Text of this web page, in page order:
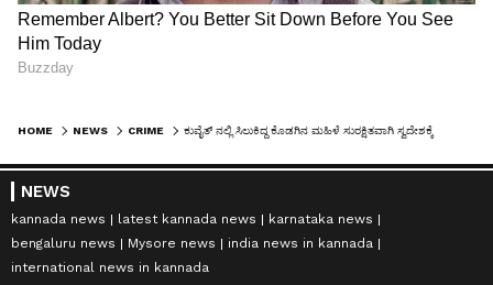
HOME NEWS CRIME
NEWS
kannada news latest kannada news
karnataka news
bengaluru news
Mysore news
india news in kannada
international news in kannada